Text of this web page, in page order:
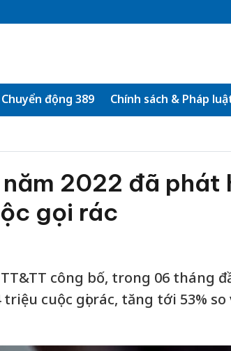
Chuyển động 389 Chính sách & Pháp
2022 đã phát
gọi rác
công bố, trong 06 tháng
cuộc gọi rác, tăng tới 53%